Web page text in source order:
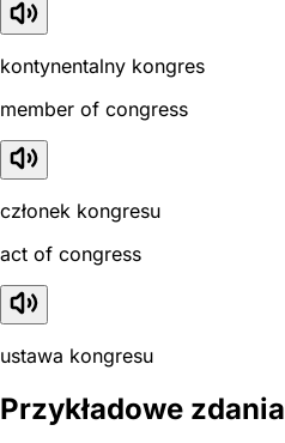
kontynentalny kongres
member of congress
członek kongresu
act of congress
ustawa kongresu
Przykładowe zdania